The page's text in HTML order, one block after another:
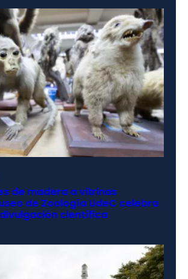
de madera a vitrinas
de Zoología UdeC celebra
científica